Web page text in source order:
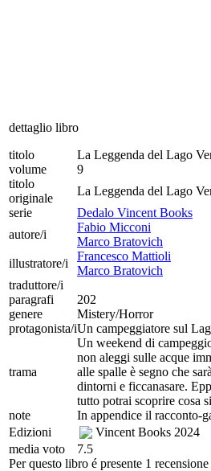
dettaglio libro
titolo
La Leggenda del Lago
volume
9
titolo
originale
La Leggenda del Lago
serie
Dedalo Vincent Books
autore/i
Fabio Micconi
Marco Bratovich
illustratore/i
Francesco Mattioli
Marco Bratovich
traduttore/i
paragrafi
202
genere
Mistery/Horror
protagonista/iUn campeggiatore sul
trama
Un weekend di
non aleggi sulle acque
alle spalle è segno che
dintorni e ficcanasare.
tutto potrai scoprire cosa
note
In appendice il racconto-
Edizioni
Vincent Books 2024
media voto
7.5
Per questo libro é presente 1